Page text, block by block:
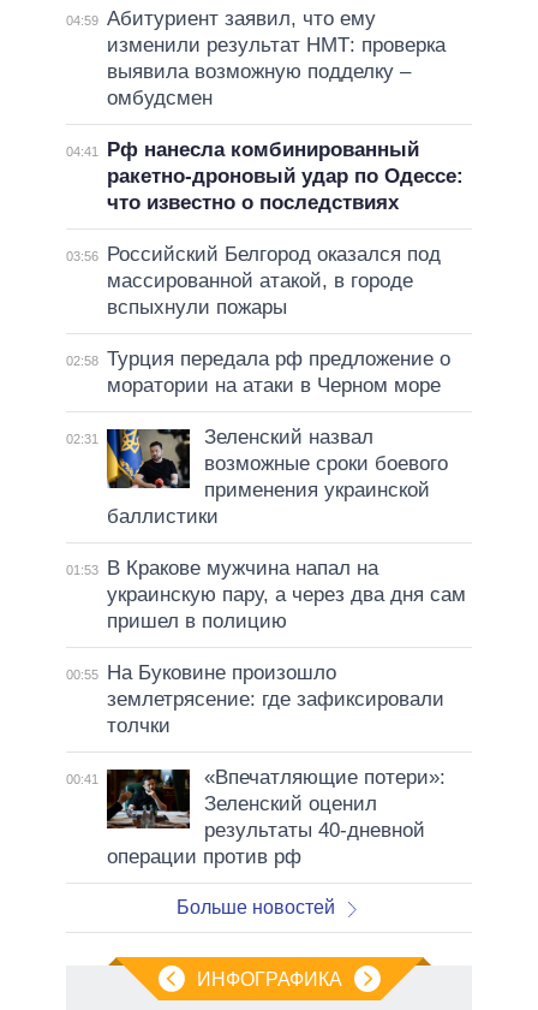
04:59 Абитуриент заявил, что ему
изменили результат НМТ: проверка
выявила возможную подделку –
омбудсмен
04:41
Рф нанесла комбинированный
ракетно-дроновый удар по Одессе:
что известно о последствиях
03:56
Российский Белгород оказался под
массированной атакой, в городе
вспыхнули пожары
02:58 Турция передала рф предложение о
моратории на атаки в Черном море
02:31
Зеленский назвал
возможные сроки боевого
применения украинской
баллистики
01:53
В Кракове мужчина напал на
украинскую пару, а через два дня сам
пришел в полицию
00:55
На Буковине произошло
землетрясение: где зафиксировали
толчки
00:41
«Впечатляющие потери»:
Зеленский оценил
результаты 40-дневной
операции против рф
Больше новостей
ИНФОГРАФИКА